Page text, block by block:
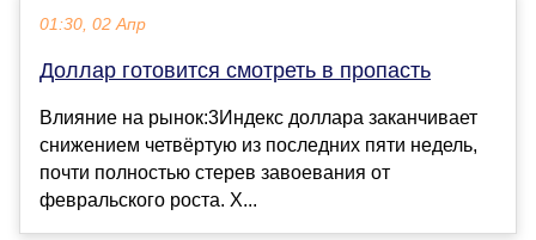
01:30, 02 Апр
Доллар готовится смотреть в пропасть
Влияние на рынок:3Индекс доллара заканчивает
снижением четвёртую из последних пяти недель,
почти полностью стерев завоевания от
февральского роста. Х...